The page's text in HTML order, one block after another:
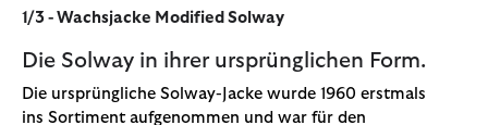
1/3 - Wachsjacke Modified Solway
Die Solway in ihrer ursprünglichen Form.
Die ursprüngliche Solway-Jacke wurde 1960 erstmals
ins Sortiment aufgenommen und war für den